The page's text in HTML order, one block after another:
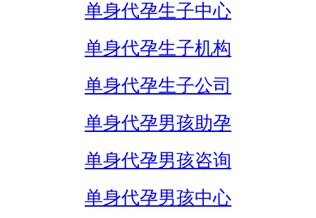
单身代孕生子中心
单身代孕生子机构
单身代孕生子公司
单身代孕男孩助孕
单身代孕男孩咨询
单身代孕男孩中心